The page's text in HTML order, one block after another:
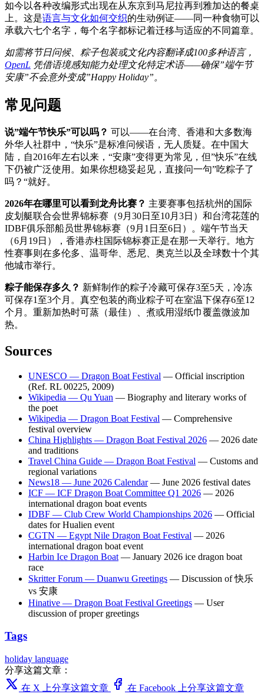
如今以各种改编形式出现在从东京到马尼拉再到雅加达的餐桌
上。这是语言与文化如何交织的生动例证——同一种食物可以
承载六七个名字，每个名字都标记着迁移与适应的不同篇章。
如需将节日问候、粽子包装或文化内容翻译成100多种语言，
OpenL 凭借语境感知能力处理文化特定术语——确保”端午节
安康”不会意外变成”Happy Holiday”。
常见问题
说”端午节快乐”可以吗？ 可以——在台湾、香港和大多数海
外华人社群中，“快乐”是标准问候语，无人质疑。在中国大
陆，自2016年左右以来，“安康”变得更为常见，但”快乐”在线
下仍被广泛使用。如果你想稳妥起见，直接问一句”吃粽子了
吗？“就好。
2026年在哪里可以看到龙舟比赛？ 主要赛事包括杭州的国际
皮划艇联合会世界锦标赛（9月30日至10月3日）和台湾花莲的
IDBF俱乐部船员世界锦标赛（9月1日至6日）。端午节当天
（6月19日），香港赤柱国际锦标赛正是在那一天举行。地方
性赛事则在多伦多、温哥华、悉尼、奥克兰以及全球数十个其
他城市举行。
粽子能保存多久？ 新鲜制作的粽子冷藏可保存3至5天，冷冻
可保存1至3个月。真空包装的商业粽子可在室温下保存6至12
个月。重新加热时可蒸（最佳）、煮或用湿纸巾覆盖微波加
热。
Sources
UNESCO — Dragon Boat Festival — Official inscription
(Ref. RL 00225, 2009)
Wikipedia — Qu Yuan — Biography and literary works of
the poet
Wikipedia — Dragon Boat Festival — Comprehensive
festival overview
China Highlights — Dragon Boat Festival 2026 — 2026 date
and traditions
Travel China Guide — Dragon Boat Festival — Customs and
regional variations
News18 — June 2026 Calendar— June 2026 festival dates
ICF — ICF Dragon Boat Committee Q1 2026 — 2026
international dragon boat events
IDBF — Club Crew World Championships 2026 — Official
dates for Hualien event
CGTN — Egypt Nile Dragon Boat Festival — 2026
international dragon boat event
Harbin Ice Dragon Boat — January 2026 ice dragon boat
race
Skritter Forum — Duanwu Greetings — Discussion of 快乐
vs 安康
Hinative — Dragon Boat Festival Greetings — User
discussion of proper greetings
Tags
holiday language
分享这篇文章：
在 X 上分享这篇文章
在 Facebook 上分享这篇文章